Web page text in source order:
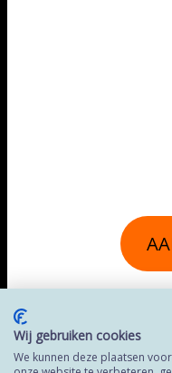
Wij gebruiken cookies
We kunnen deze plaatsen